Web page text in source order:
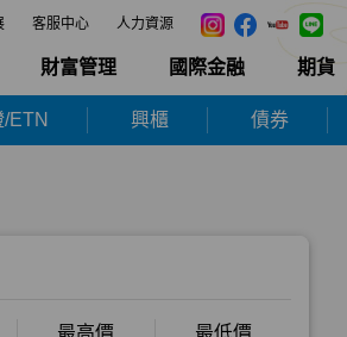
客服中心 人力資源
財富管理 國際金融 期貨
ETN 興櫃 債券